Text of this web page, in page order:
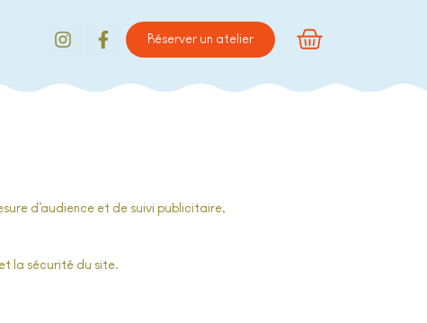
Réserver un atelier
d’audience et de suivi publicitaire,
la sécurité du site.